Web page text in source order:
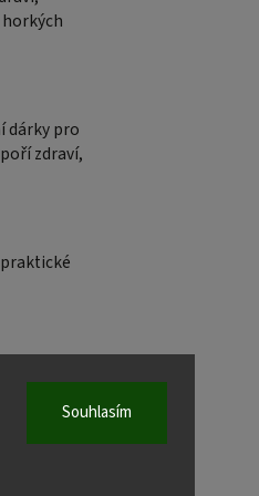
Souhlasím
dárky pro
zdraví,